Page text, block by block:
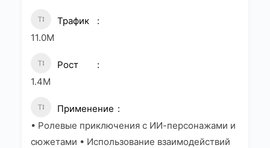
Трафик
11.0M
Рост
1.4M
Применение
• Ролевые приключения с ИИ-персонажами и
сюжетами • Использование взаимодействий